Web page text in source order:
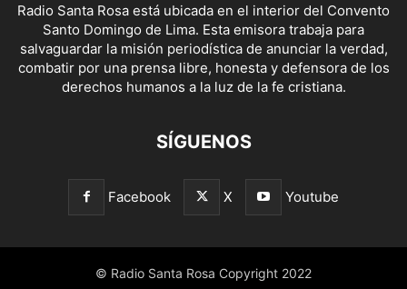
Radio Santa Rosa está ubicada en el interior del Convento
Santo Domingo de Lima. Esta emisora trabaja para
salvaguardar la misión periodística de anunciar la verdad,
combatir por una prensa libre, honesta y defensora de los
derechos humanos a la luz de la fe cristiana.
SÍGUENOS
Facebook X Youtube
© Radio Santa Rosa Copyright 2022